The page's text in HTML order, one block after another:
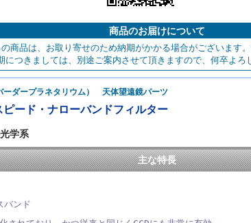
商品のお届けについて
商品は、お取り寄せのため納期がかかる場合がございます。
につきましては、別途ご案内させて頂きますので、何卒よろ
ダープラネタリウム） 天体望遠鏡パーツ
ード・ナローバンドフィルター
学系
主な特長
バンド